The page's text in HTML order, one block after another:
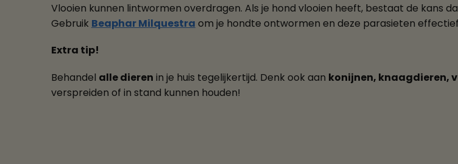
Vlooien kunnen lintwormen overdragen. Als je hond vlooien heeft, bestaat de kans
Gebruik Beaphar Milquestra om je hondte ontwormen en deze parasieten
Extra tip!
Behandel alle dieren in je huis tegelijkertijd. Denk ook aan konijnen, knaagdieren,
verspreiden of in stand kunnen houden!